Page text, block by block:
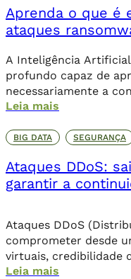
pretendem expandir
metade projeta um
a […]
Aprenda o que é
ataques
A Inteligência
profundo capaz de
necessariamente a
direta.
Leia mais
BIG DATA SEGURANÇA
Ataques DDoS:
garantir a
Ataques DDoS
comprometer desde
virtuais, credibilidade
corromper dados
Leia mais